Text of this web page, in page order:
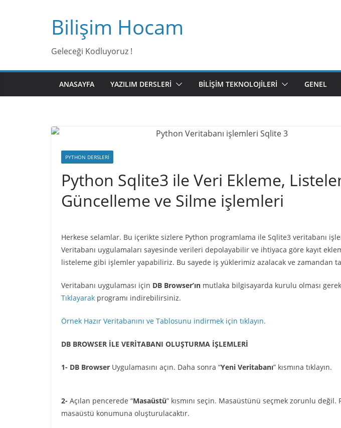
Bilişim Hocam
Geleceği Kodluyoruz !
ANASAYFA YAZILIM DERSLERI BILIŞIM TEKNOLOJILERI GENEL
PYTHON DERSLERI
Python Sqlite3 ile Veri Ekleme,
Güncelleme ve Silme işlemleri
Herkese selamlar. Bu içerikte sizlere Python programlama ile Sqlite3 veritabanı
Veritabanı uygulamaları sayesinde verileri depolayabilir ve ihtiyaca göre kayıt
listeleme gibi işlemler yapabiliriz. Bu sayede iş yüklerimiz azalacak ve zamandan
Veritabanı uygulaması için DB Browser’ın mutlaka bilgisayarda kurulu olması
Tıklayarak programı indirebilirsiniz.
Örnek Hazır Veritabanını ve Tablosunu indirmek için tıklayın.
DB BROWSER İLE VERİTABANI OLUŞTURMA İŞLEMLERİ
1- DB Browser Uygulamasını açın. Daha sonra “Yeni Veritabanı” kısmına tıklayın.
2- Açılan pencerede “Masaüstü” kısmını seçin. Masaüstünü seçmek zorunlu
masaüstü konumuna oluşturulacaktır.